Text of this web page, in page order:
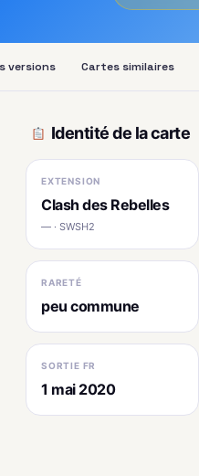
versions Cartes similaires
Identité de la carte
EXTENSION
Clash des Rebelles
— · SWSH2
RARETÉ
peu commune
SORTIE FR
1 mai 2020